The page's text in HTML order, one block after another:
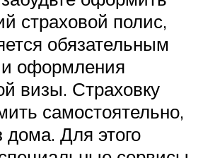
страховой полис,
обязательным
оформления
визы. Страховку
самостоятельно,
дома. Для этого